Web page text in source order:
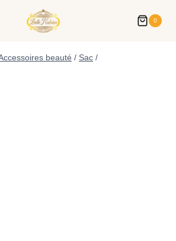
0
beauté / Sac /